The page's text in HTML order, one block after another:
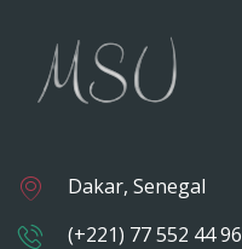
Dakar, Senegal
(+221) 77 552 44 96